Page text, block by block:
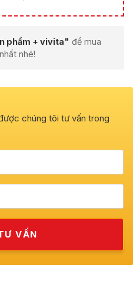
phẩm + vivita" để mua
nhé!
chúng tôi tư vấn trong